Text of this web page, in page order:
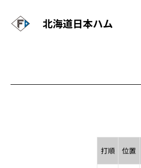
北海道日本ハム
打順 位置